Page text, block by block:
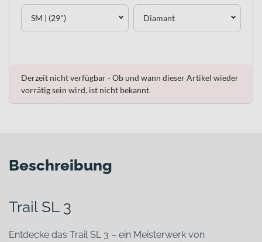
SM | (29") Diamant
Derzeit nicht verfügbar - Ob und wann dieser Artikel wieder
vorrätig sein wird, ist nicht bekannt.
Beschreibung
Trail SL 3
Entdecke das Trail SL 3 – ein Meisterwerk von